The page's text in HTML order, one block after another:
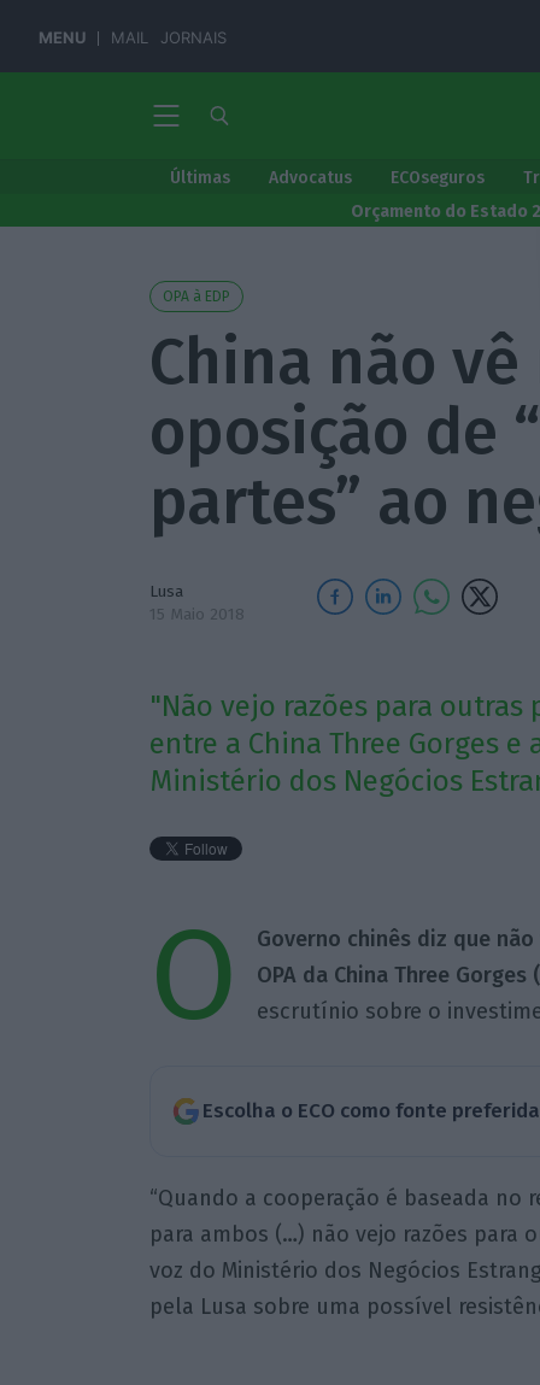
MENU MAIL JORNAIS
Últimas Advocatus ECOseguros
Orçamento do Estado
OPA à EDP
China não
oposição de
partes” ao
Lusa
15 Maio 2018
"Não vejo razões para
entre a China Three Gorges e
Ministério dos Negócios
O
Governo chinês diz que
OPA da China Three Gorges
escrutínio sobre o
Escolha o ECO como fonte
“Quando a cooperação é baseada
para ambos (…) não vejo razões para
voz do Ministério dos Negócios
pela Lusa sobre uma possível